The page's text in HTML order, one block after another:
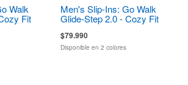
Walk
Fit
Men's Slip-Ins: Go Walk
Glide-Step 2.0 - Cozy Fit
$79.990
Disponible en 2 colores